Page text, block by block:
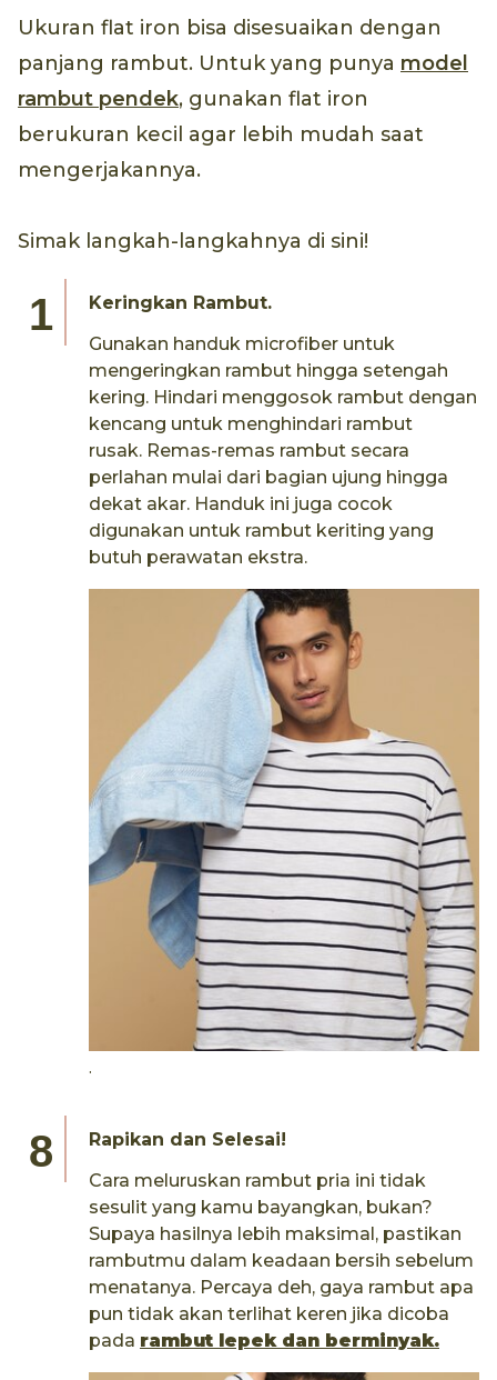
Ukuran flat iron bisa disesuaikan dengan
panjang rambut. Untuk yang punya model
rambut pendek, gunakan flat iron
berukuran kecil agar lebih mudah saat
mengerjakannya.
Simak langkah-langkahnya di sini!
Keringkan Rambut.
Gunakan handuk microfiber untuk
mengeringkan rambut hingga setengah
kering. Hindari menggosok rambut dengan
kencang untuk menghindari rambut
rusak. Remas-remas rambut secara
perlahan mulai dari bagian ujung hingga
dekat akar. Handuk ini juga cocok
digunakan untuk rambut keriting yang
butuh perawatan ekstra.
.
Rapikan dan Selesai!
Cara meluruskan rambut pria ini tidak
sesulit yang kamu bayangkan, bukan?
Supaya hasilnya lebih maksimal, pastikan
rambutmu dalam keadaan bersih sebelum
menatanya. Percaya deh, gaya rambut apa
pun tidak akan terlihat keren jika dicoba
pada rambut lepek dan berminyak.